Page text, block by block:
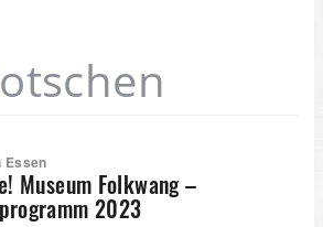
Essen
Museum Folkwang –
2023